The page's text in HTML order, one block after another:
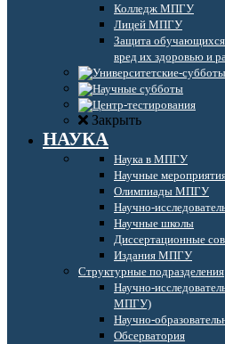
Колледж МПГУ
Лицей МПГУ
Защита
вред их здоровью и
Закрыть
НАУКА
Наука в МПГУ
Научные
Олимпиады МПГУ
Научно-
Научные школы
Диссертационные
Издания МПГУ
Структурные подразделения
Научно-
МПГУ)
Научно-
Обсерватория